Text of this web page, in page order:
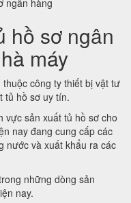
hồ sơ ngân
máy
thuộc công ty thiết bị vật tư
tủ hồ sơ uy tín.
vực sản xuất tủ hồ sơ cho
nay đang cung cấp các
nước và xuất khẩu ra các
những dòng sản
nay.